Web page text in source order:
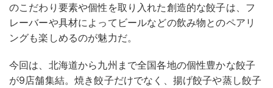
のこだわり要素や個性を取り入れた創造的な餃子は、フ
レーバーや具材によってビールなどの飲み物とのペアリ
ングも楽しめるのが魅力だ。
今回は、北海道から九州まで全国各地の個性豊かな餃子
が9店舗集結。焼き餃子だけでなく、揚げ餃子や蒸し餃子